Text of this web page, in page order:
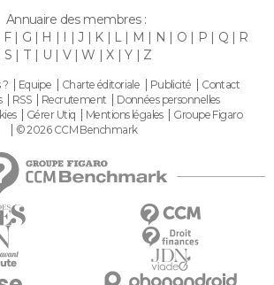
Annuaire des membres :
F G H J K L M N O P Q
R
S
T U V W X Y Z
? Equipe Charte éditoriale Publicité
Contact
RSS Recrutement
Données personnelles
Gérer Utiq Mentions légales
Groupe Figaro
© 2026 CCM Benchmark